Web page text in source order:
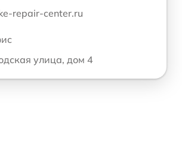
repair-center.ru
улица, дом 4